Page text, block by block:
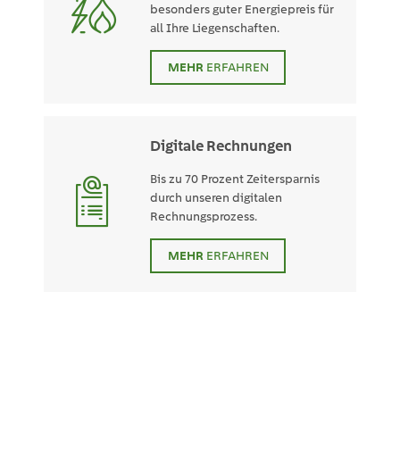
besonders guter Energiepreis für
all Ihre Liegenschaften.
MEHR ERFAHREN
Digitale Rechnungen
Bis zu 70 Prozent Zeitersparnis
durch unseren digitalen
Rechnungsprozess.
MEHR ERFAHREN